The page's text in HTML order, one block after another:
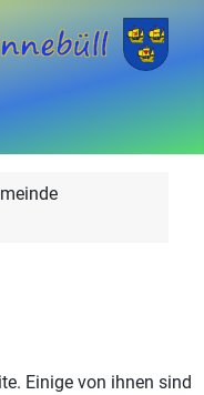
Einige von ihnen sind